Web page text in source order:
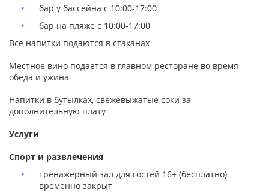
бар у бассейна с 10:00-17:00
бар на пляже с 10:00-17:00
Все напитки подаются в стаканах
Местное вино подается в главном ресторане во время
обеда и ужина
Напитки в бутылках, свежевыжатые соки за
дополнительную плату
Услуги
Спорт и развлечения
тренажерный зал для гостей 16+ (бесплатно)
временно закрыт